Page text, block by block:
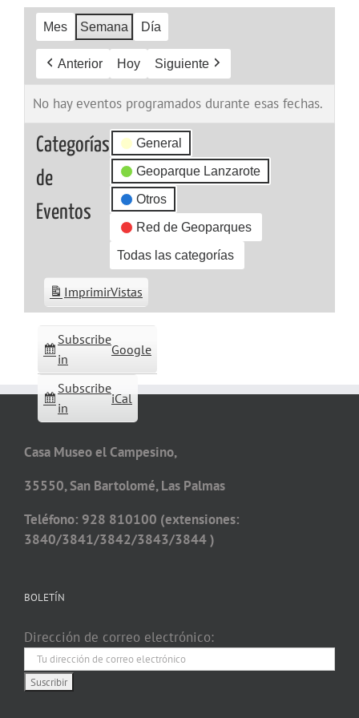
Mes Semana Día
Anterior Hoy Siguiente
No hay eventos programados durante esas fechas.
Categorías
de
Eventos
General
Geoparque Lanzarote
Otros
Red de Geoparques
Todas las categorías
Subscribe
in
Google
Subscribe
in
iCal
ImprimirVistas
Casa Museo el Campesino,
35550, San Bartolomé, Las Palmas
Teléfono: 928 810100 (extensiones:
3840/3841/3842/3843/3844 )
BOLETÍN
Dirección de correo electrónico: